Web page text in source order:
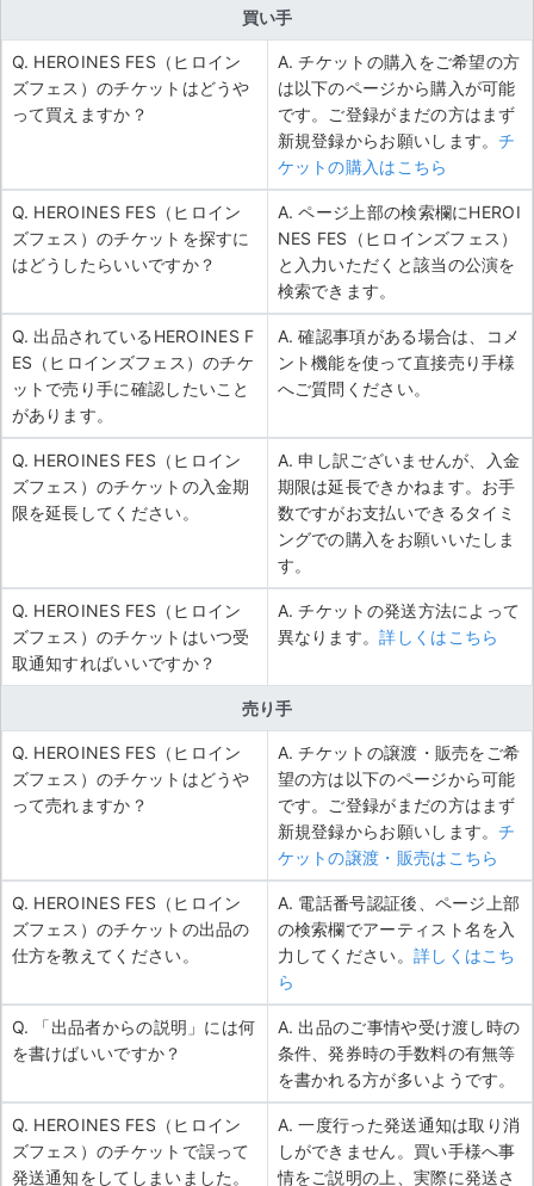
買い手
Q. HEROINES FES（ヒロイン
ズフェス）のチケットはどうや
って買えますか？
A. チケットの購入をご希望の方
は以下のページから購入が可能
です。ご登録がまだの方はまず
新規登録からお願いします。チ
ケットの購入はこちら
Q. HEROINES FES（ヒロイン
ズフェス）のチケットを探すに
はどうしたらいいですか？
A. ページ上部の検索欄にHEROI
NES FES（ヒロインズフェス）
と入力いただくと該当の公演を
検索できます。
Q. 出品されているHEROINES F
ES（ヒロインズフェス）のチケ
ットで売り手に確認したいこと
があります。
A. 確認事項がある場合は、コメ
ント機能を使って直接売り手様
へご質問ください。
Q. HEROINES FES（ヒロイン
ズフェス）のチケットの入金期
限を延長してください。
A. 申し訳ございませんが、入金
期限は延長できかねます。お手
数ですがお支払いできるタイミ
ングでの購入をお願いいたしま
す。
Q. HEROINES FES（ヒロイン
ズフェス）のチケットはいつ受
取通知すればいいですか？
A. チケットの発送方法によって
異なります。詳しくはこちら
売り手
Q. HEROINES FES（ヒロイン
ズフェス）のチケットはどうや
って売れますか？
A. チケットの譲渡・販売をご希
望の方は以下のページから可能
です。ご登録がまだの方はまず
新規登録からお願いします。チ
ケットの譲渡・販売はこちら
Q. HEROINES FES（ヒロイン
ズフェス）のチケットの出品の
仕方を教えてください。
A. 電話番号認証後、ページ上部
の検索欄でアーティスト名を入
力してください。 詳しくはこち
ら
Q. 「出品者からの説明」には何
を書けばいいですか？
A. 出品のご事情や受け渡し時の
条件、発券時の手数料の有無等
を書かれる方が多いようです。
Q. HEROINES FES（ヒロイン
ズフェス）のチケットで誤って
発送通知をしてしまいました。
A. 一度行った発送通知は取り消
しができません。買い手様へ事
情をご説明の上、実際に発送さ